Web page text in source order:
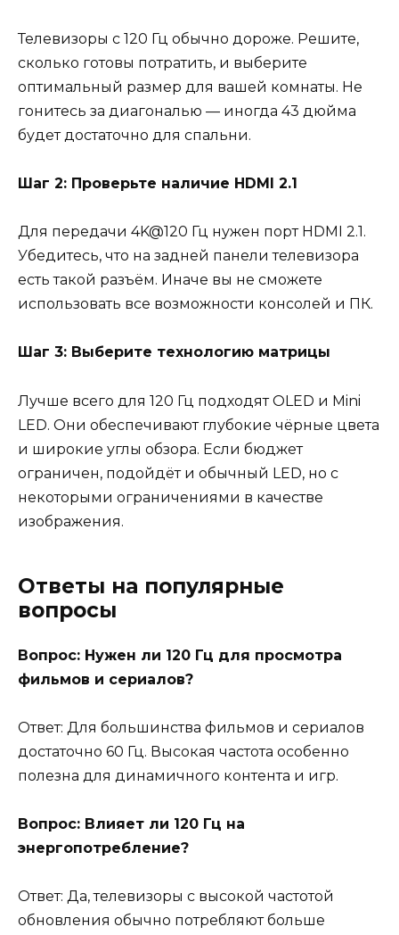
Телевизоры с 120 Гц обычно дороже. Решите,
сколько готовы потратить, и выберите
оптимальный размер для вашей комнаты. Не
гонитесь за диагональю — иногда 43 дюйма
будет достаточно для спальни.
Шаг 2: Проверьте наличие HDMI 2.1
Для передачи 4K@120 Гц нужен порт HDMI 2.1.
Убедитесь, что на задней панели телевизора
есть такой разъём. Иначе вы не сможете
использовать все возможности консолей и ПК.
Шаг 3: Выберите технологию матрицы
Лучше всего для 120 Гц подходят OLED и Mini
LED. Они обеспечивают глубокие чёрные цвета
и широкие углы обзора. Если бюджет
ограничен, подойдёт и обычный LED, но с
некоторыми ограничениями в качестве
изображения.
Ответы на популярные
вопросы
Вопрос: Нужен ли 120 Гц для просмотра
фильмов и сериалов?
Ответ: Для большинства фильмов и сериалов
достаточно 60 Гц. Высокая частота особенно
полезна для динамичного контента и игр.
Вопрос: Влияет ли 120 Гц на
энергопотребление?
Ответ: Да, телевизоры с высокой частотой
обновления обычно потребляют больше